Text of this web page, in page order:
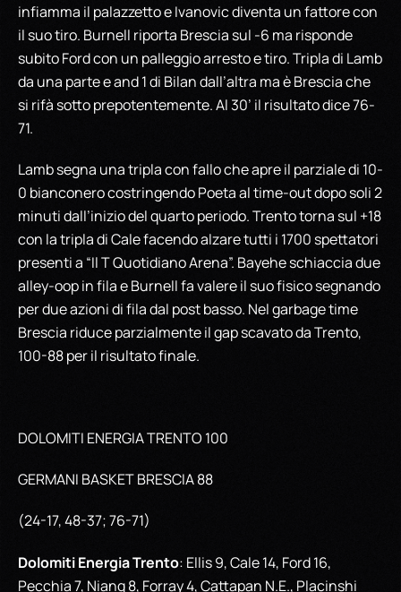
infiamma il palazzetto e Ivanovic diventa un fattore con
il suo tiro. Burnell riporta Brescia sul -6 ma risponde
subito Ford con un palleggio arresto e tiro. Tripla di Lamb
da una parte e and 1 di Bilan dall’altra ma è Brescia che
si rifà sotto prepotentemente. Al 30’ il risultato dice 76-
71.
Lamb segna una tripla con fallo che apre il parziale di 10-
0 bianconero costringendo Poeta al time-out dopo soli 2
minuti dall’inizio del quarto periodo. Trento torna sul +18
con la tripla di Cale facendo alzare tutti i 1700 spettatori
presenti a “Il T Quotidiano Arena”. Bayehe schiaccia due
alley-oop in fila e Burnell fa valere il suo fisico segnando
per due azioni di fila dal post basso. Nel garbage time
Brescia riduce parzialmente il gap scavato da Trento,
100-88 per il risultato finale.
DOLOMITI ENERGIA TRENTO 100
GERMANI BASKET BRESCIA 88
(24-17, 48-37; 76-71)
Dolomiti Energia Trento: Ellis 9, Cale 14, Ford 16,
Pecchia 7, Niang 8, Forray 4, Cattapan N.E., Placinshi